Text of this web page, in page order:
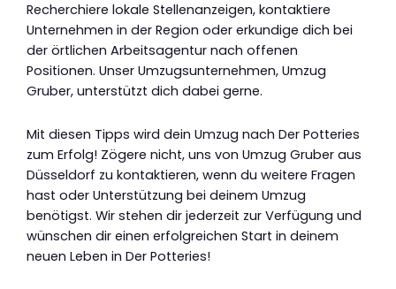
Recherchiere lokale Stellenanzeigen, kontaktiere
Unternehmen in der Region oder erkundige dich bei
der örtlichen Arbeitsagentur nach offenen
Positionen. Unser Umzugsunternehmen, Umzug
Gruber, unterstützt dich dabei gerne.
Mit diesen Tipps wird dein Umzug nach Der Potteries
zum Erfolg! Zögere nicht, uns von Umzug Gruber aus
Düsseldorf zu kontaktieren, wenn du weitere Fragen
hast oder Unterstützung bei deinem Umzug
benötigst. Wir stehen dir jederzeit zur Verfügung und
wünschen dir einen erfolgreichen Start in deinem
neuen Leben in Der Potteries!